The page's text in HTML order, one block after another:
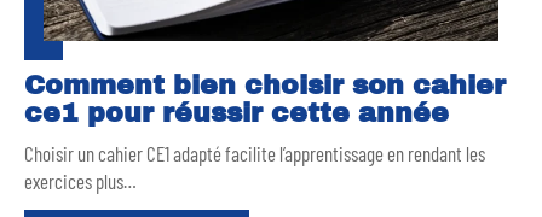
Comment bien choisir son cahier
ce1 pour réussir cette année
Choisir un cahier CE1 adapté facilite l’apprentissage en rendant les
exercices plus…